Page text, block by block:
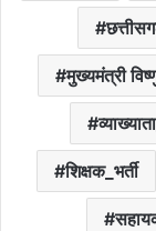
मुख्यमंत्री
शिक्षक_भर्ती